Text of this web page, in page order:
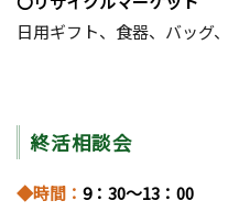
日用ギフト、食器、バッグ
終活相談会
◆時間： 9：30～13：00